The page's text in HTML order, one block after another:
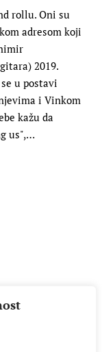
rollu. Oni su
adresom koji
2019.
u postavi
i Vinkom
kažu da
us",…